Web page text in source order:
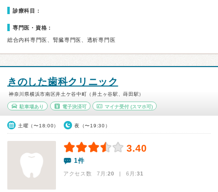
診療科目：
専門医・資格：
総合内科専門医、腎臓専門医、透析専門医
きのした歯科クリニック
神奈川県横浜市南区井土ケ谷中町（井土ヶ谷駅、蒔田駅）
駐車場あり 電子決済可 マイナ受付 (スマホ可)
土曜（〜18:00） 夜（〜19:30）
3.40
1件
アクセス数 7月:20 | 6月:31